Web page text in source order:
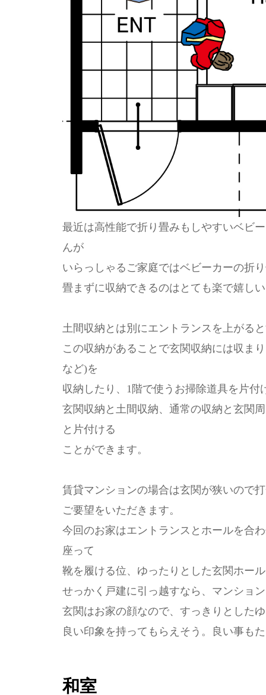
最近は高性能で折り畳みもしやすいベビ
んが
いらっしゃるご家庭ではベビーカーの折
畳まずに収納できるのはとても楽で嬉し
土間収納とは別にエントランスを上がる
この収納があることで玄関収納には収ま
など)を
収納したり、1階で使うお掃除道具を片
玄関収納と土間収納、通常の収納と玄関
と片付ける
ことができます。
賃貸マンションの場合は玄関が狭いので
ご要望をいただきます。
今回のお家はエントランスとホールを合
座って
靴を履ける位、ゆったりとした玄関ホー
せっかく戸建に引っ越すなら、マンショ
玄関はお家の顔なので、すっきりとした
良い印象を持ってもらえそう。良い事も
和室